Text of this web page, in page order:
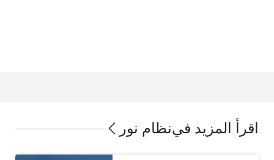
اقرأ المزيد فينظام نور